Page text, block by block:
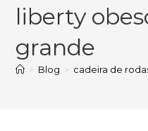
liberty
grande
> Blog > cadeira de